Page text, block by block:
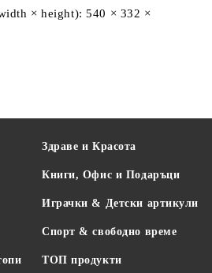
× height): 540 × 332 ×
Здраве и Красота
Книги, Офис и Подаръци
Играчки & Детски артикули
Спорт & свободно време
ТОП продукти